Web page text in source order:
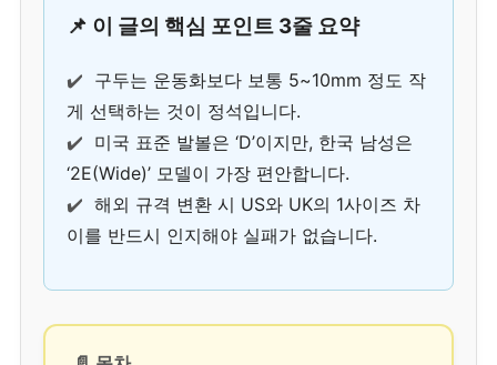
📌 이 글의 핵심 포인트 3줄 요약
✔️ 구두는 운동화보다 보통 5~10mm 정도 작
게 선택하는 것이 정석입니다.
✔️ 미국 표준 발볼은 ‘D’이지만, 한국 남성은
‘2E(Wide)’ 모델이 가장 편안합니다.
✔️ 해외 규격 변환 시 US와 UK의 1사이즈 차
이를 반드시 인지해야 실패가 없습니다.